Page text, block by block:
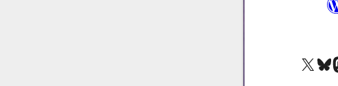
Visite a nossa conta
Visit